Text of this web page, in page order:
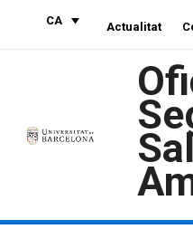
CA Actualitat